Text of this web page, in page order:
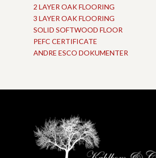
2 LAYER OAK FLOORING
3 LAYER OAK FLOORING
SOLID SOFTWOOD FLOOR
PEFC CERTIFICATE
ANDRE ESCO DOKUMENTER